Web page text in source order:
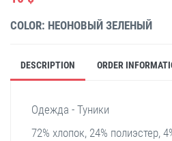
COLOR: НЕОНОВЫЙ ЗЕЛЕНЫЙ
DESCRIPTION ORDER
Одежда - Туники
72% хлопок, 24% полиэстер,